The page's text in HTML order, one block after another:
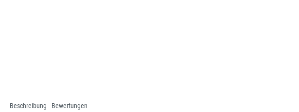
Beschreibung Bewertungen